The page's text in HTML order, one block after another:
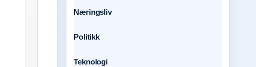
Næringsliv
Politikk
Teknologi